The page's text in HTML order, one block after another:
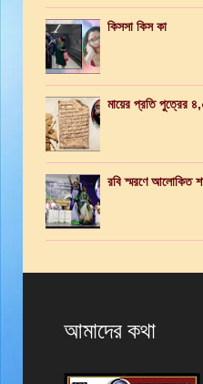
কিসসা কিস কা
মায়ের প্রতি পুত্রের
রবি স্মরণে আলোকিত
আমাদের কথা